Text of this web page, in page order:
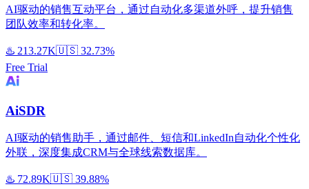
AI驱动的销售互动平台，通过自动化多渠道外呼，提升销售
团队效率和转化率。
♨️ 213.27K🇺🇸 32.73%
Free Trial
AiSDR
AI驱动的销售助手，通过邮件、短信和LinkedIn自动化个性化
外联，深度集成CRM与全球线索数据库。
♨️ 72.89K🇺🇸 39.88%